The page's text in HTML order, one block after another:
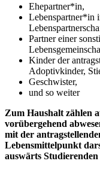
Ehepartner*in,
Lebenspartner*in
Partner einer
Kinder der
Adoptivkinder,
Geschwister,
und so weiter
Zum Haushalt zählen
vorübergehend
mit der
Lebensmittelpunkt
auswärts